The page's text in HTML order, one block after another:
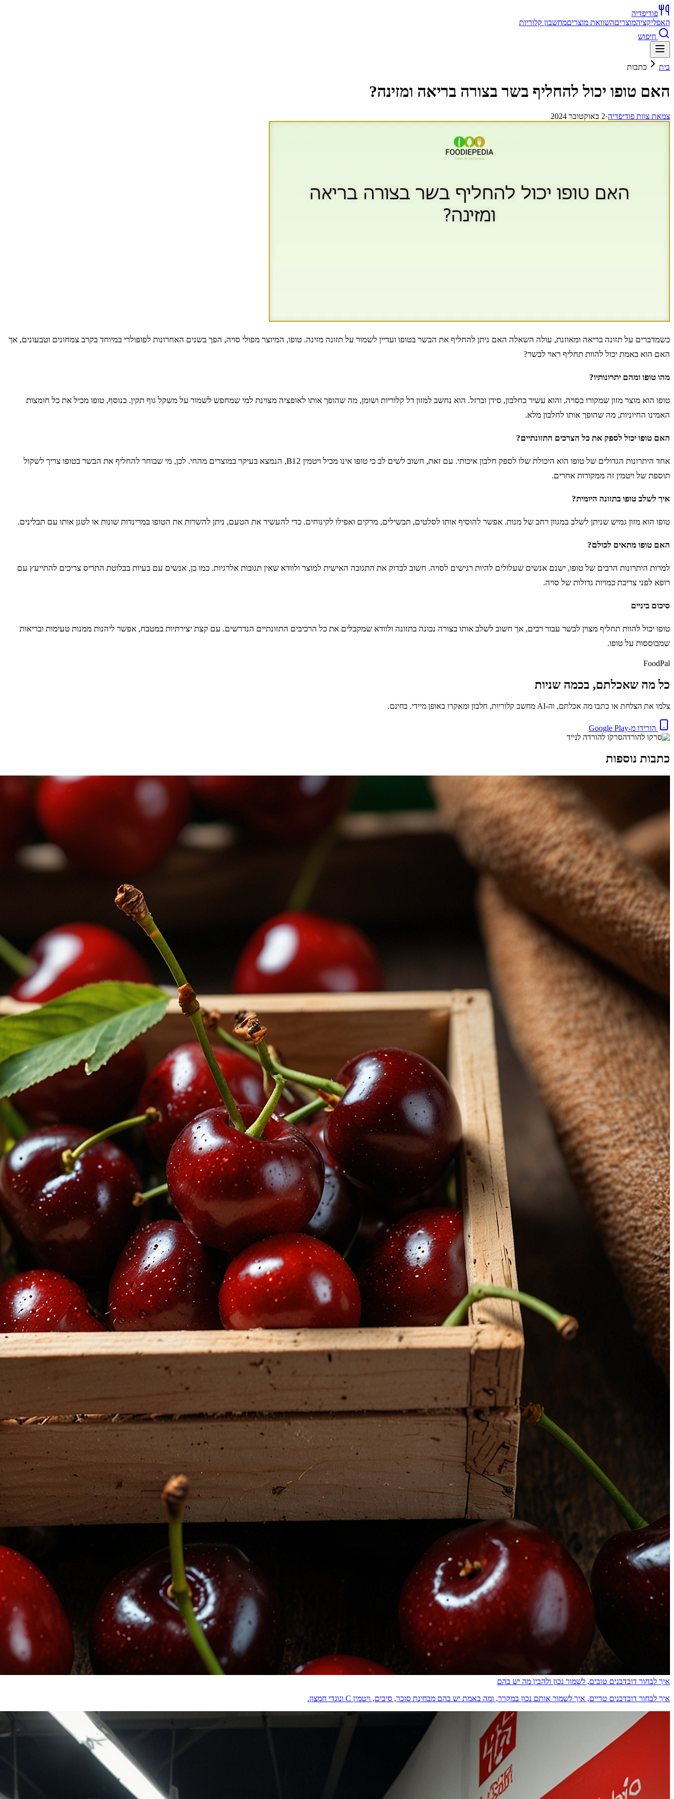
פודיפדיה
האפליקציהמוצריםהשוואת מוצריםמחשבון קלוריות
חיפוש
בית כתבות
האם טופו יכול להחליף בשר בצורה בריאה ומזינה?
צמאת צוות פודיפדיה·2 באוקטובר 2024
כשמדברים על תזונה בריאה ומאוזנת, עולה השאלה האם ניתן להחליף את הבשר בטופו ועדיין לשמור על תזונה מזינה. טופו, המיוצר מפולי סויה, הפך בשנים האחרונות לפופולרי במיוחד בקרב צמחונים וטבעונים, אך
האם הוא באמת יכול להוות תחליף ראוי לבשר?
מהו טופו ומהם יתרונותיו?
טופו הוא מוצר מזון שמקורו בסויה, והוא עשיר בחלבון, סידן וברזל. הוא נחשב למזון דל קלוריות ושומן, מה שהופך אותו לאופציה מצוינת למי שמחפש לשמור על משקל גוף תקין. בנוסף, טופו מכיל את כל חומצות
האמינו החיוניות, מה שהופך אותו לחלבון מלא.
האם טופו יכול לספק את כל הצרכים התזונתיים?
אחד היתרונות הגדולים של טופו הוא היכולת שלו לספק חלבון איכותי. עם זאת, חשוב לשים לב כי טופו אינו מכיל ויטמין B12, הנמצא בעיקר במוצרים מהחי. לכן, מי שבוחר להחליף את הבשר בטופו צריך לשקול
תוספת של ויטמין זה ממקורות אחרים.
איך לשלב טופו בתזונה היומית?
טופו הוא מזון גמיש שניתן לשלב במגוון רחב של מנות. אפשר להוסיף אותו לסלטים, תבשילים, מרקים ואפילו לקינוחים. כדי להעשיר את הטעם, ניתן להשרות את הטופו במרינדות שונות או לטגן אותו עם תבלינים.
האם טופו מתאים לכולם?
למרות היתרונות הרבים של טופו, ישנם אנשים שעלולים להיות רגישים לסויה. חשוב לבדוק את התגובה האישית למוצר ולוודא שאין תגובות אלרגיות. כמו כן, אנשים עם בעיות בבלוטת התריס צריכים להתייעץ עם
רופא לפני צריכת כמויות גדולות של סויה.
סיכום ביניים
טופו יכול להוות תחליף מצוין לבשר עבור רבים, אך חשוב לשלב אותו בצורה נכונה בתזונה ולוודא שמקבלים את כל הרכיבים התזונתיים הנדרשים. עם קצת יצירתיות במטבח, אפשר ליהנות ממנות טעימות ובריאות
שמבוססות על טופו.
FoodPal
כל מה שאכלתם, בכמה שניות
צלמו את הצלחת או כתבו מה אכלתם, וה-AI מחשב קלוריות, חלבון ומאקרו באופן מיידי. בחינם.
הורידו מ-Google Play
סרקו להורדה לנייד
כתבות נוספות
איך לבחור דובדבנים טובים, לשמור נכון ולהבין מה יש בהם
איך לבחור דובדבנים טריים, איך לשמור אותם נכון במקרר, ומה באמת יש בהם מבחינת סוכר, סיבים, ויטמין C ונוגדי חמצון.